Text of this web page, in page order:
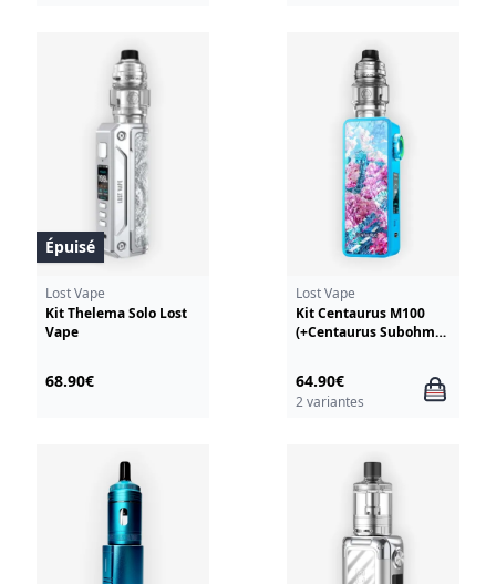
Épuisé
Lost Vape
Kit Thelema Solo Lost
Vape
68.90€
Lost Vape
Kit Centaurus M100
(+Centaurus Subohm
64.90€
2 variantes